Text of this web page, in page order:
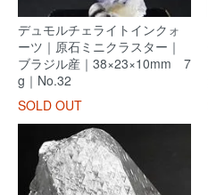
デュモルチェライトインクォ
ーツ｜原石ミニクラスター｜
ブラジル産｜38×23×10mm 7
g｜No.32
SOLD OUT